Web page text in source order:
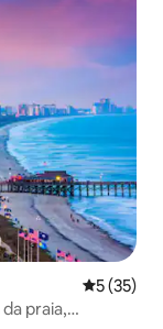
5 (35)
praia,